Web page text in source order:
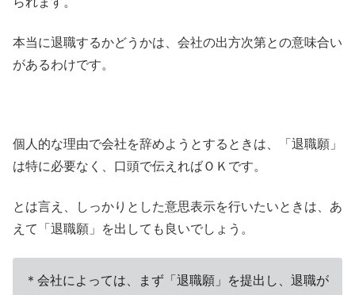
本当に退職するかどうかは、会社の出方次第との意味合い
があるわけです。
個人的な理由で会社を辞めようとするときは、「退職願」
は特に必要なく、口頭で伝えればＯＫです。
とは言え、しっかりとした意思表示を行いたいときは、あ
えて「退職願」を出しても良いでしょう。
＊会社によっては、まず「退職願」を提出し、退職が